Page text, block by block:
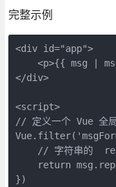
完整示例
<div id="app">
<p>{{ msg |
</div>
<script>
// 定义一个 Vue 全
// 字符串的
return
})